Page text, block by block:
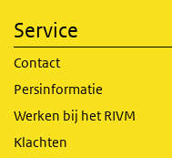
Service
Contact
Persinformatie
Werken bij het RIVM
Klachten